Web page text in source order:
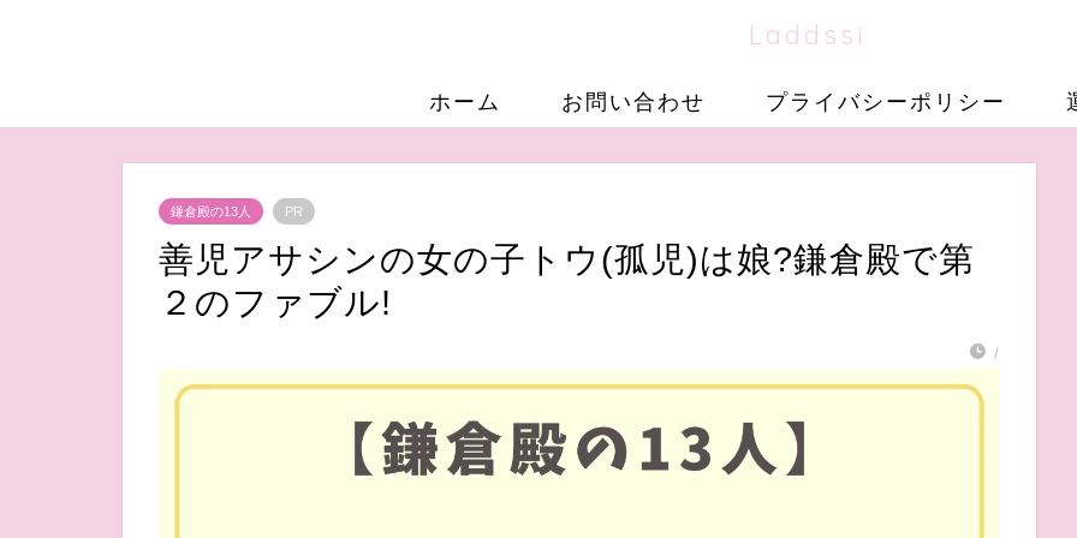
Laddssi
ホーム お問い合わせ プライバシーポリシー
鎌倉殿の13人 PR
善児アサシンの女の子トウ(孤児)は娘?鎌倉殿で第
２のファブル!
/